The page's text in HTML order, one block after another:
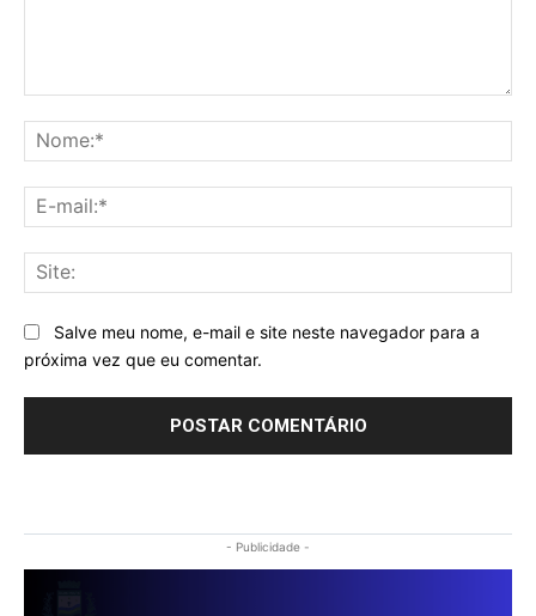
Salve meu nome, e-mail e site neste navegador para a
próxima vez que eu comentar.
- Publicidade -